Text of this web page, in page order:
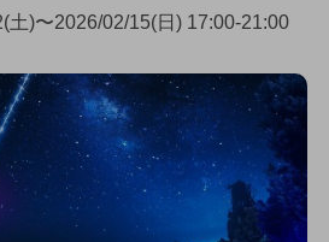
土)〜2026/02/15(日) 17:00-21:00